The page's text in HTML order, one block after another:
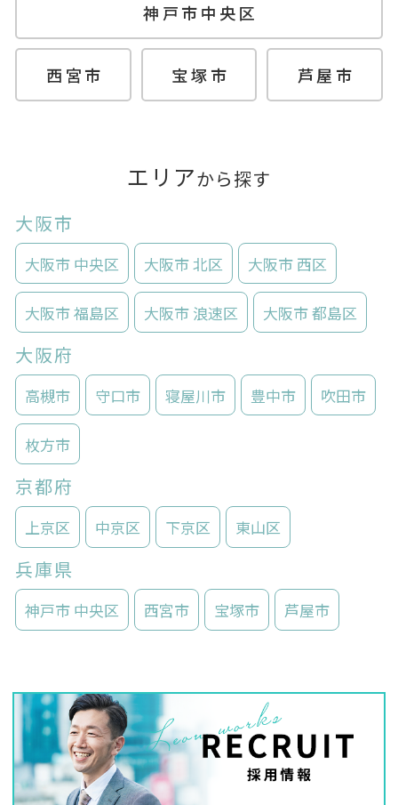
神戸市中央区
西宮市 宝塚市 芦屋市
エリアから探す
大阪市
大阪市 中央区 大阪市 北区 大阪市 西区
大阪市 福島区 大阪市 浪速区 大阪市 都島区
大阪府
高槻市 守口市 寝屋川市 豊中市 吹田市
枚方市
京都府
上京区 中京区 下京区 東山区
兵庫県
神戸市 中央区 西宮市 宝塚市 芦屋市